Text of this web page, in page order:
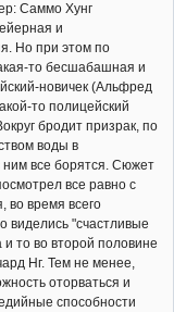
Саммо Хунг
и
Но при этом по
то бесшабашная и
новичек (Альфред
то полицейский
бродит призрак, по
воды в
ним все борятся. Сюжет
все равно с
во время всего
виделись "счастливые
и то во второй половине
Нг. Тем не менее,
оторваться и
способности